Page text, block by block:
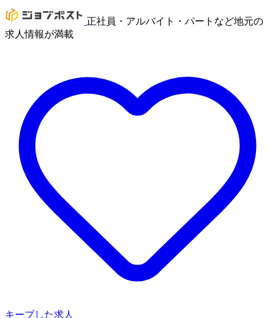
正社員・アルバイト・パートなど地元の
求人情報が満載
キープした求人